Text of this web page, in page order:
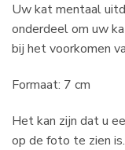
Uw kat mentaal
onderdeel om uw
bij het voorkomen
Formaat: 7 cm
Het kan zijn dat u
op de foto te zien is.